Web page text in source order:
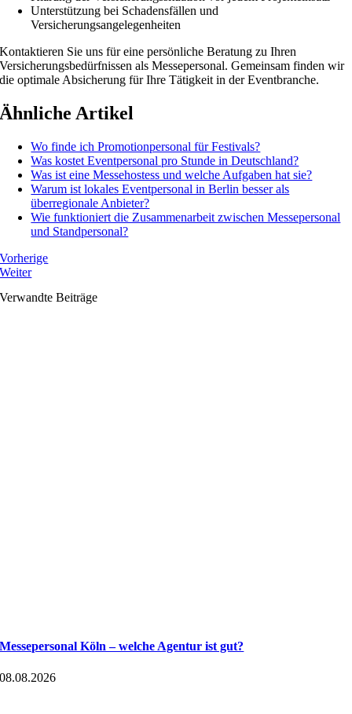
Unterstützung bei Schadensfällen und
Versicherungsangelegenheiten
Kontaktieren Sie uns für eine persönliche Beratung zu Ihren
Versicherungsbedürfnissen als Messepersonal. Gemeinsam finden wir
die optimale Absicherung für Ihre Tätigkeit in der Eventbranche.
Ähnliche Artikel
Wo finde ich Promotionpersonal für Festivals?
Was kostet Eventpersonal pro Stunde in Deutschland?
Was ist eine Messehostess und welche Aufgaben hat sie?
Warum ist lokales Eventpersonal in Berlin besser als
überregionale Anbieter?
Wie funktioniert die Zusammenarbeit zwischen Messepersonal
und Standpersonal?
Vorherige
Weiter
Verwandte Beiträge
Messepersonal Köln – welche Agentur ist gut?
08.08.2026